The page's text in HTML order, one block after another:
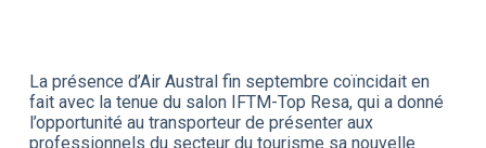
La présence d’Air Austral fin septembre coïncidait en
fait avec la tenue du salon IFTM-Top Resa, qui a donné
l’opportunité au transporteur de présenter aux
professionnels du secteur du tourisme sa nouvelle